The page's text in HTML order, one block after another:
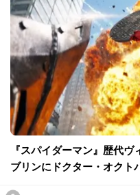
『スパイダーマン』歴代
ブリンにドクター・オクト